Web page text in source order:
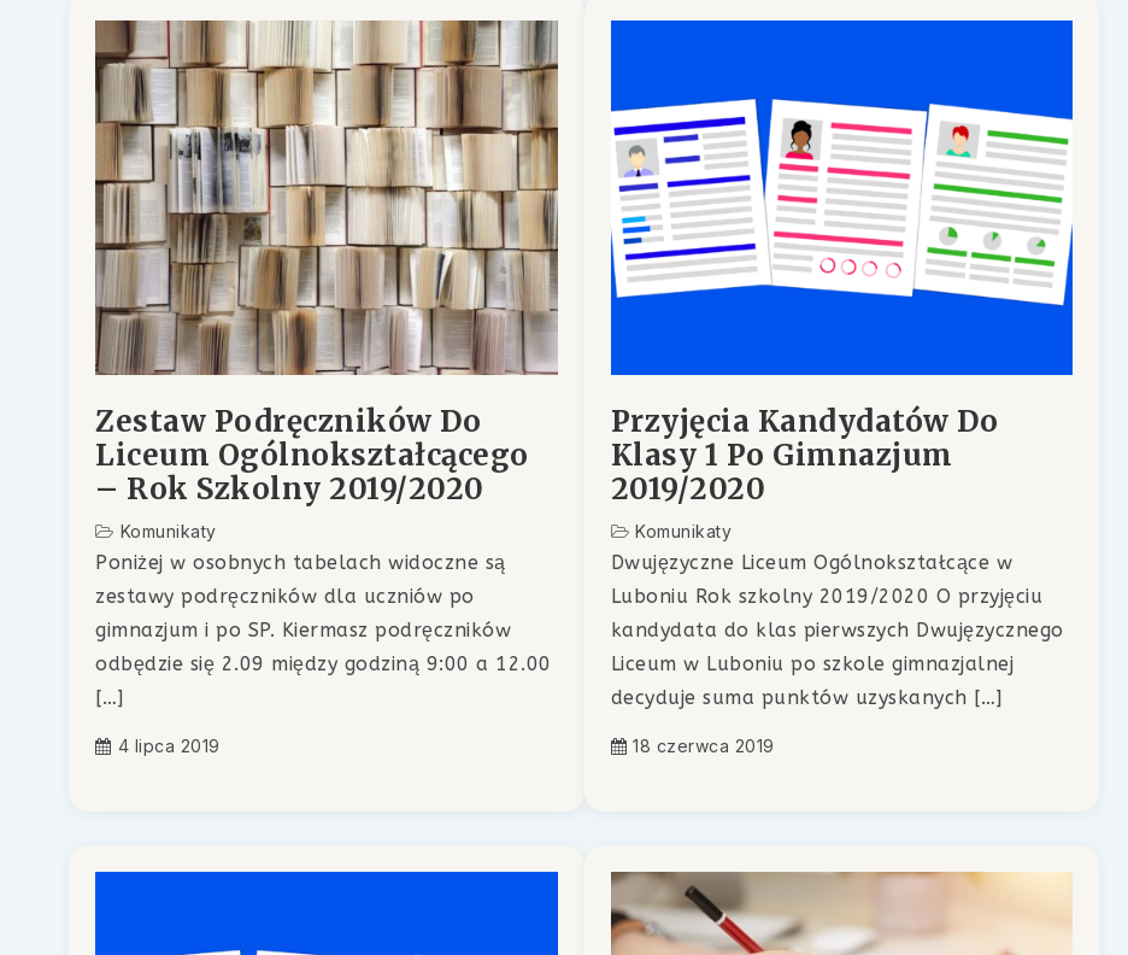
Zestaw Podręczników Do
Liceum Ogólnokształcącego
– Rok Szkolny 2019/2020
Komunikaty
Poniżej w osobnych tabelach widoczne są
zestawy podręczników dla uczniów po
gimnazjum i po SP. Kiermasz podręczników
odbędzie się 2.09 między godziną 9:00 a 12.00
[…]
4 lipca 2019
Przyjęcia Kandydatów Do
Klasy 1 Po Gimnazjum
2019/2020
Komunikaty
Dwujęzyczne Liceum Ogólnokształcące w
Luboniu Rok szkolny 2019/2020 O przyjęciu
kandydata do klas pierwszych Dwujęzycznego
Liceum w Luboniu po szkole gimnazjalnej
decyduje suma punktów uzyskanych […]
18 czerwca 2019